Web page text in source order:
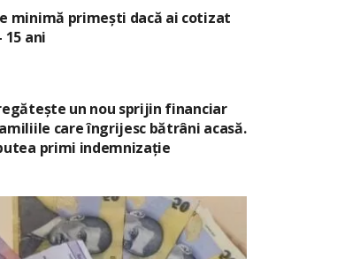
minimă primești dacă ai cotizat
15 ani
un nou sprijin financiar
care îngrijesc bătrâni acasă.
primi indemnizație